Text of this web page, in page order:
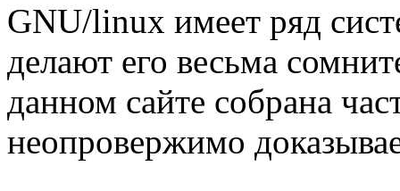
GNU/linux имеет ряд
делают его весьма
данном сайте собрана
неопровержимо